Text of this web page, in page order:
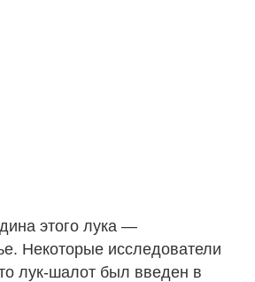
этого лука —
Некоторые исследователи
лук-шалот был введен в